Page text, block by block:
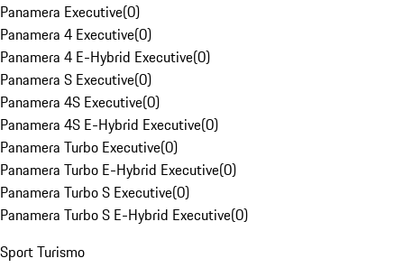
Panamera Executive(0)
Panamera 4 Executive(0)
Panamera 4 E-Hybrid Executive(0)
Panamera S Executive(0)
Panamera 4S Executive(0)
Panamera 4S E-Hybrid Executive(0)
Panamera Turbo Executive(0)
Panamera Turbo E-Hybrid Executive(0)
Panamera Turbo S Executive(0)
Panamera Turbo S E-Hybrid Executive(0)
Sport Turismo